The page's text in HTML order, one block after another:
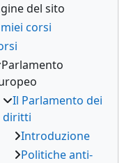
del sito
corsi
Parlamento
Il Parlamento dei
diritti
Introduzione
Politiche anti-